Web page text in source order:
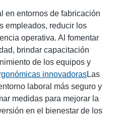
en entornos de fabricación
empleados, reducir los
operativa. Al fomentar
brindar capacitación
de los equipos y
innovadorasLas
laboral más seguro y
medidas para mejorar la
en el bienestar de los